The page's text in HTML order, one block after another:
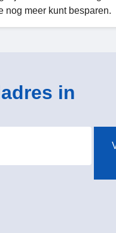
nog meer kunt besparen.
in